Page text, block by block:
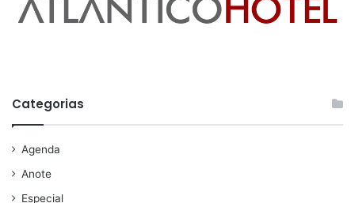
Categorias
Agenda
Anote
Especial